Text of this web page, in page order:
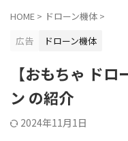
HOME > ドローン機体 >
広告
ドローン機体
【おもちゃ ド
ン の紹介
2024年11月1日